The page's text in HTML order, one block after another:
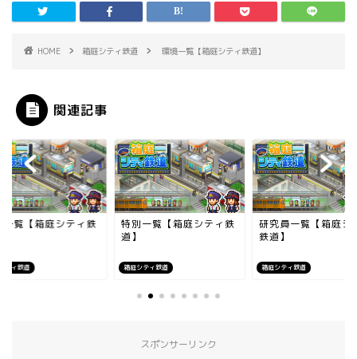
HOME 箱庭シティ鉄道 環境一覧【箱庭シティ鉄道】
関連記事
ティ鉄道
一覧【箱庭シティ鉄
箱庭シティ鉄道
特別一覧【箱庭シティ鉄
道】
箱庭シティ鉄道
研究員一覧【箱庭シ
鉄道】
スポンサーリンク